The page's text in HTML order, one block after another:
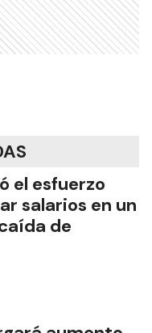
el esfuerzo
salarios en un
de